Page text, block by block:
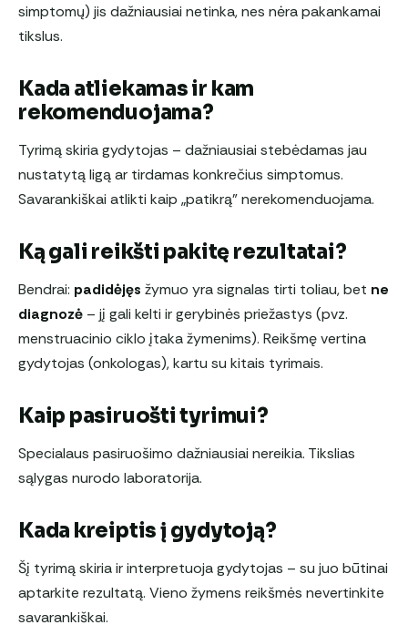
simptomų) jis dažniausiai netinka, nes nėra pakankamai
tikslus.
Kada atliekamas ir kam
rekomenduojama?
Tyrimą skiria gydytojas – dažniausiai stebėdamas jau
nustatytą ligą ar tirdamas konkrečius simptomus.
Savarankiškai atlikti kaip „patikrą” nerekomenduojama.
Ką gali reikšti pakitę rezultatai?
Bendrai: padidėjęs žymuo yra signalas tirti toliau, bet ne
diagnozė – jį gali kelti ir gerybinės priežastys (pvz.
menstruacinio ciklo įtaka žymenims). Reikšmę vertina
gydytojas (onkologas), kartu su kitais tyrimais.
Kaip pasiruošti tyrimui?
Specialaus pasiruošimo dažniausiai nereikia. Tikslias
sąlygas nurodo laboratorija.
Kada kreiptis į gydytoją?
Šį tyrimą skiria ir interpretuoja gydytojas – su juo būtinai
aptarkite rezultatą. Vieno žymens reikšmės nevertinkite
savarankiškai.